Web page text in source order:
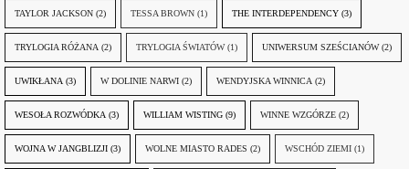
TAYLOR JACKSON (2) TESSA BROWN (1) THE INTERDEPENDENCY (3)
TRYLOGIA RÓŻANA (2) TRYLOGIA ŚWIATÓW (1) UNIWERSUM SZEŚCIANÓW (2)
UWIKŁANA (3) W DOLINIE NARWI (2) WENDYJSKA WINNICA (2)
WESOŁA ROZWÓDKA (3) WILLIAM WISTING (9) WINNE WZGÓRZE (2)
WOJNA W JANGBLIZJI (3) WOLNE MIASTO RADES (2) WSCHÓD ZIEMI (1)